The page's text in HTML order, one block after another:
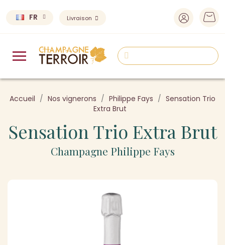
FR Livraison
Accueil Nos vignerons Philippe Fays
Sensation Trio
Extra Brut
Sensation Trio Extra Brut
Champagne Philippe Fays